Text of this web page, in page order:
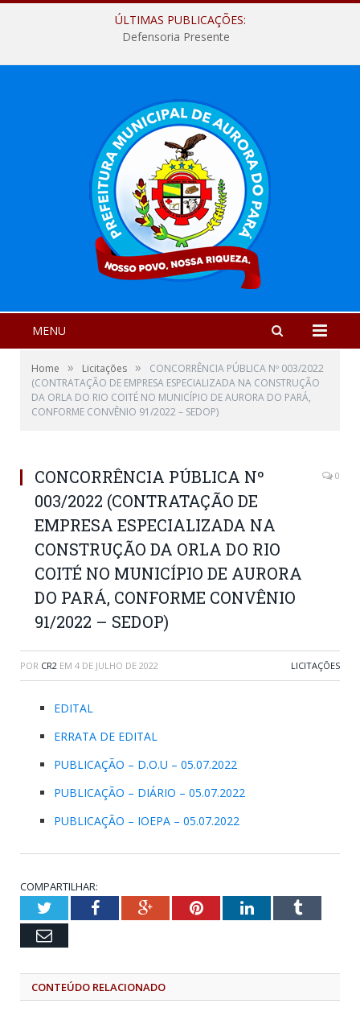
ÚLTIMAS PUBLICAÇÕES:
Defensoria Presente
MENU
Home » Licitações »
CONCORRÊNCIA PÚBLICA Nº 003/2022
(CONTRATAÇÃO DE EMPRESA ESPECIALIZADA NA CONSTRUÇÃO
DA ORLA DO RIO COITÉ NO MUNICÍPIO DE AURORA DO PARÁ,
CONFORME CONVÊNIO 91/2022 – SEDOP)
CONCORRÊNCIA PÚBLICA Nº
003/2022 (CONTRATAÇÃO DE
EMPRESA ESPECIALIZADA NA
CONSTRUÇÃO DA ORLA DO RIO
COITÉ NO MUNICÍPIO DE AURORA
DO PARÁ, CONFORME CONVÊNIO
91/2022 – SEDOP)
0
POR CR2 EM 4 DE JULHO DE 2022 LICITAÇÕES
EDITAL
ERRATA DE EDITAL
PUBLICAÇÃO – D.O.U – 05.07.2022
PUBLICAÇÃO – DIÁRIO – 05.07.2022
PUBLICAÇÃO – IOEPA – 05.07.2022
COMPARTILHAR:
TwitterFacebookGoogle+PinterestLinkedInTumblr
Email
CONTEÚDO RELACIONADO